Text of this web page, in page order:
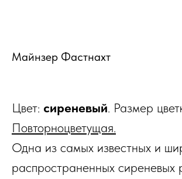
Майнзер Фастнахт
Цвет: сиреневый. Размер
Повторноцветущая.
Одна из самых известных и
распространенных сиреневых